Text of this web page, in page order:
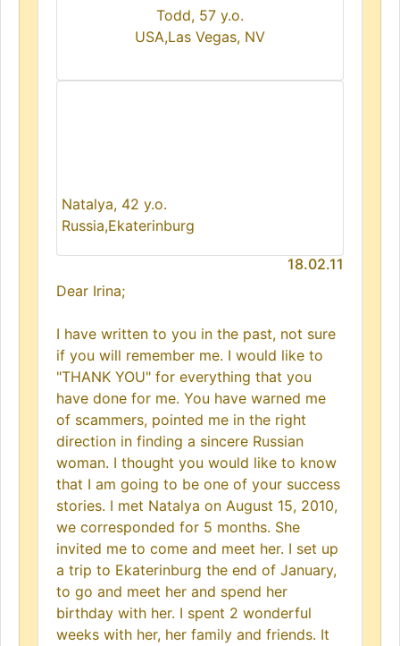
Todd, 57 y.o.
USA,Las Vegas, NV
Natalya, 42 y.o.
Russia,Ekaterinburg
18.02.11
Dear Irina;
I have written to you in the past, not sure
if you will remember me. I would like to
"THANK YOU" for everything that you
have done for me. You have warned me
of scammers, pointed me in the right
direction in finding a sincere Russian
woman. I thought you would like to know
that I am going to be one of your success
stories. I met Natalya on August 15, 2010,
we corresponded for 5 months. She
invited me to come and meet her. I set up
a trip to Ekaterinburg the end of January,
to go and meet her and spend her
birthday with her. I spent 2 wonderful
weeks with her, her family and friends. It